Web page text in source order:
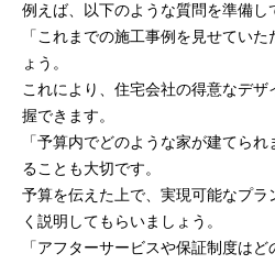
例えば、以下のような質問を準備し
「これまでの施工事例を見せてい
ょう。
これにより、住宅会社の得意なデ
握できます。
「予算内でどのような家が建てら
ることも大切です。
予算を伝えた上で、実現可能なプラ
く説明してもらいましょう。
「アフターサービスや保証制度は